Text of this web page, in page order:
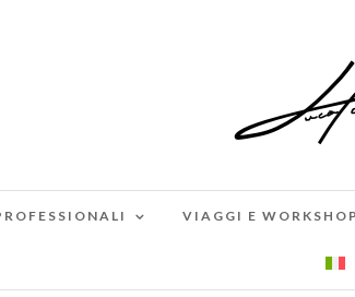
VIAGGI E